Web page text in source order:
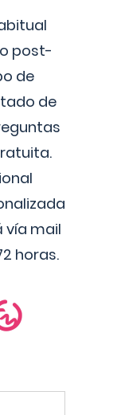
post-
de
de
vía mail
horas.